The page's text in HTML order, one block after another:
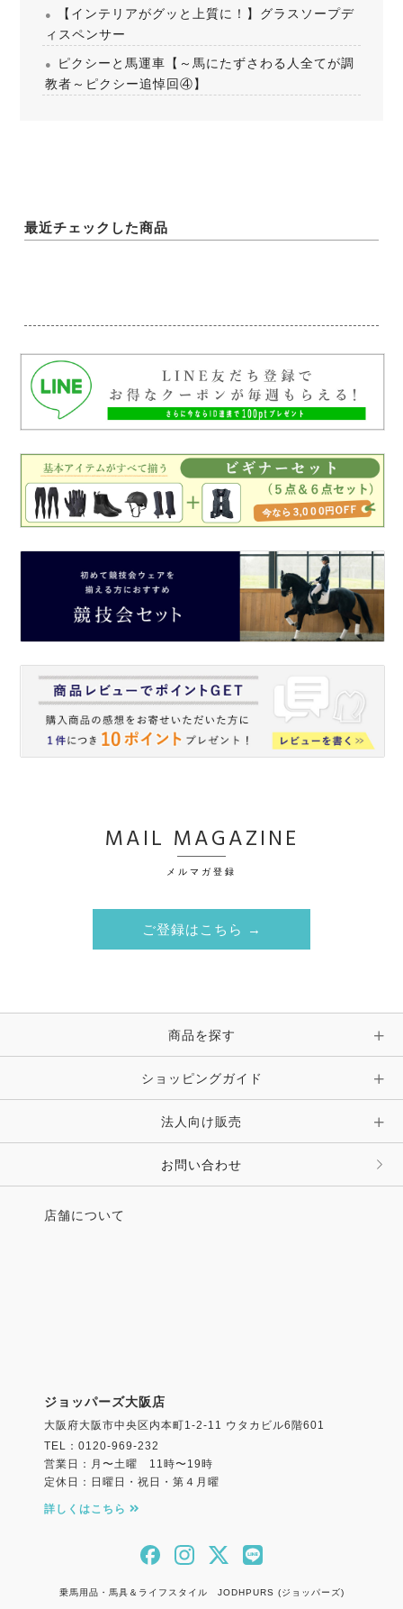
【インテリアがグッと上質に！】グラスソープデ
ィスペンサー
ピクシーと馬運車【～馬にたずさわる人全てが調
教者～ピクシー追悼回④】
最近チェックした商品
MAIL MAGAZINE
メルマガ登録
ご登録はこちら →
商品を探す
ショッピングガイド
法人向け販売
お問い合わせ
店舗について
ジョッパーズ大阪店
大阪府大阪市中央区内本町1-2-11 ウタカビル6階601
TEL：0120-969-232
営業日：月〜土曜 11時〜19時
定休日：日曜日・祝日・第４月曜
詳しくはこちら
乗馬用品・馬具＆ライフスタイル JODHPURS (ジョッパーズ)